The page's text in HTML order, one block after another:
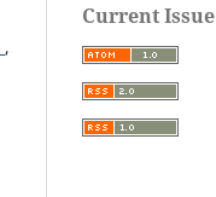
,
Current Issue